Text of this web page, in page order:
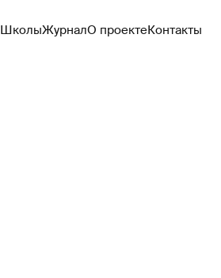
ШколыЖурналО проектеКонтакты